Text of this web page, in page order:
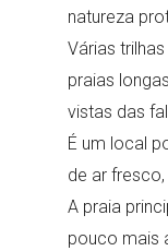
natureza
Várias
praias
vistas das
É um local
de ar
A praia
pouco mais